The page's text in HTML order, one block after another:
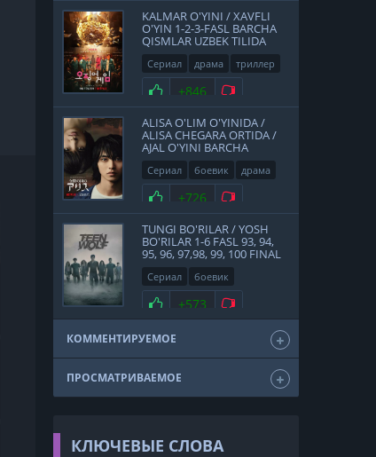
KALMAR O'YINI / XAVFLI
O'YIN 1-2-3-FASL BARCHA
QISMLAR UZBEK TILIDA
Сериал драма
триллер
2021
Нравится
+846 Не нравится
ALISA O'LIM O'YINIDA /
ALISA CHEGARA ORTIDA /
AJAL O'YINI BARCHA
QISMLAR UZBEK TILIDA
Сериал боевик
драма
фантастика
Япония
Нравится
+726 Не нравится
TUNGI BO'RILAR / YOSH
BO'RILAR 1-6 FASL 93, 94,
95, 96, 97,98, 99, 100 FINAL
QISMLAR UZBEK TILIDA
Сериал
боевик
мелодрама
драма
2011
Нравится
+573 Не нравится
КОММЕНТИРУЕМОЕ
ПРОСМАТРИВАЕМОЕ
КЛЮЧЕВЫЕ СЛОВА